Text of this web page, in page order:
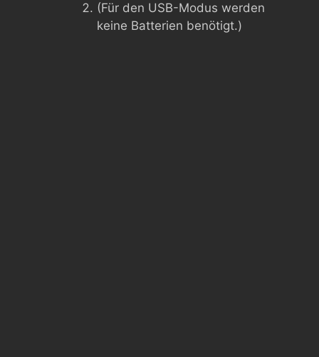
(Für den USB-Modus werden
keine Batterien benötigt.)